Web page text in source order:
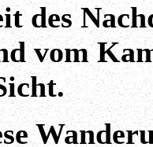
des
vom